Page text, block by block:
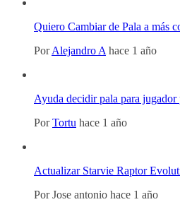
Quiero Cambiar de Pala a más
PorAlejandro A hace 1 año
Ayuda decidir pala para jugador
PorTortu hace 1 año
Actualizar Starvie Raptor
PorJose antonio hace 1 año